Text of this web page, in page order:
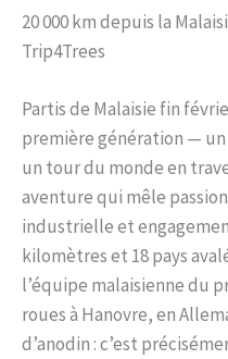
20 000 km depuis la
Trip4Trees
Partis de Malaisie fin
première génération — un
un tour du monde en
aventure qui mêle
industrielle et
kilomètres et 18 pays
l’équipe malaisienne du
roues à Hanovre, en
d’anodin : c’est